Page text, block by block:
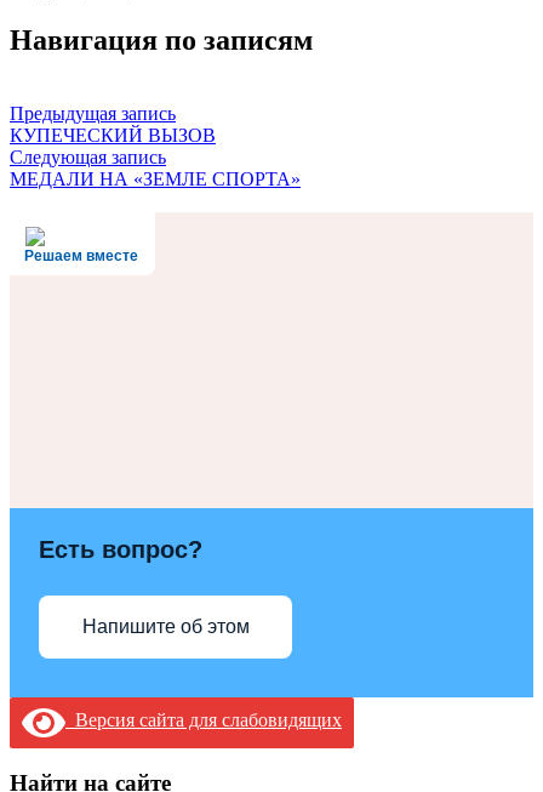
Навигация по записям
Предыдущая запись
КУПЕЧЕСКИЙ ВЫЗОВ
Следующая запись
МЕДАЛИ НА «ЗЕМЛЕ СПОРТА»
Решаем вместе
Есть вопрос?
Напишите об этом
Версия сайта для слабовидящих
Найти на сайте